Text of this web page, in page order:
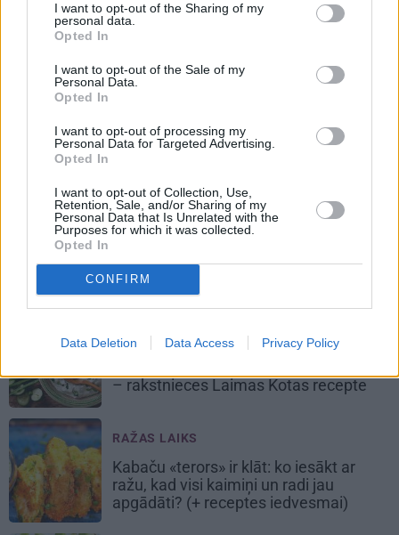
I want to opt-out of the Sharing of my
personal data.
Opted In
I want to opt-out of the Sale of my
Personal Data.
Opted In
I want to opt-out of processing my
Personal Data for Targeted Advertising.
Opted In
I want to opt-out of Collection, Use,
Retention, Sale, and/or Sharing of my
Personal Data that Is Unrelated with the
Purposes for which it was collected.
Opted In
CONFIRM
Data Deletion Data Access Privacy Policy
KONSERVĒŠANA
recepte!
GURĶU LAIKS
Paaudzēs pārbaudīti skābētie gurķi
RECEPTES
sezamu – iesaka modes mākslinieks
un dārznieks Dāvids
GURĶU LAIKS
– rakstnieces Laimas Kotas recepte
RAŽAS LAIKS
Kabaču «terors» ir klāt: ko iesākt ar
ražu, kad visi kaimiņi un radi jau
apgādāti? (+ receptes iedvesmai)